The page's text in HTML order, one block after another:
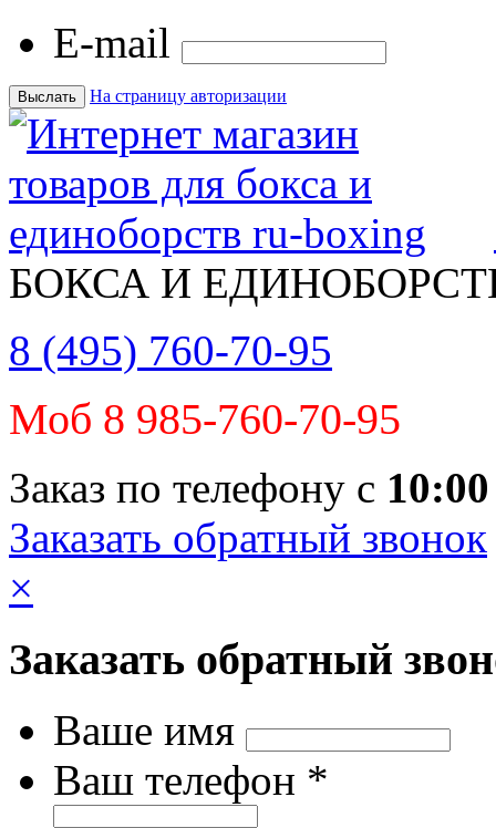
E-mail
На страницу авторизации
БОКСА И
8 (495) 760-70-95
Моб 8 985-760-70-95
Заказ по телефону с 10:00
Заказать обратный звонок
×
Заказать обратный
Ваше имя
Ваш телефон *